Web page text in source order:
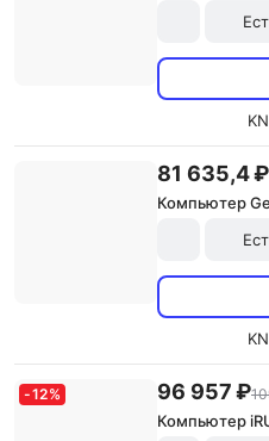
81 635,4 ₽
Компьютер
-12% 96 957 ₽
Компьютер